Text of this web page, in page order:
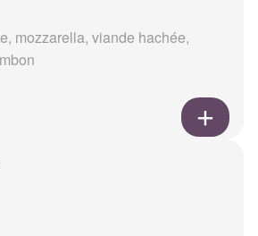
mozzarella, viande hachée,